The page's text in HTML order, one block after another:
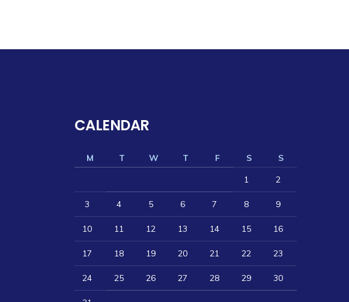
CALENDAR
M T W T F S
S
1
2
3 4 5 6 7 8 9
10 11 12 13 14 15 16
17 18 19 20 21 22 23
24 25 26 27 28 29 30